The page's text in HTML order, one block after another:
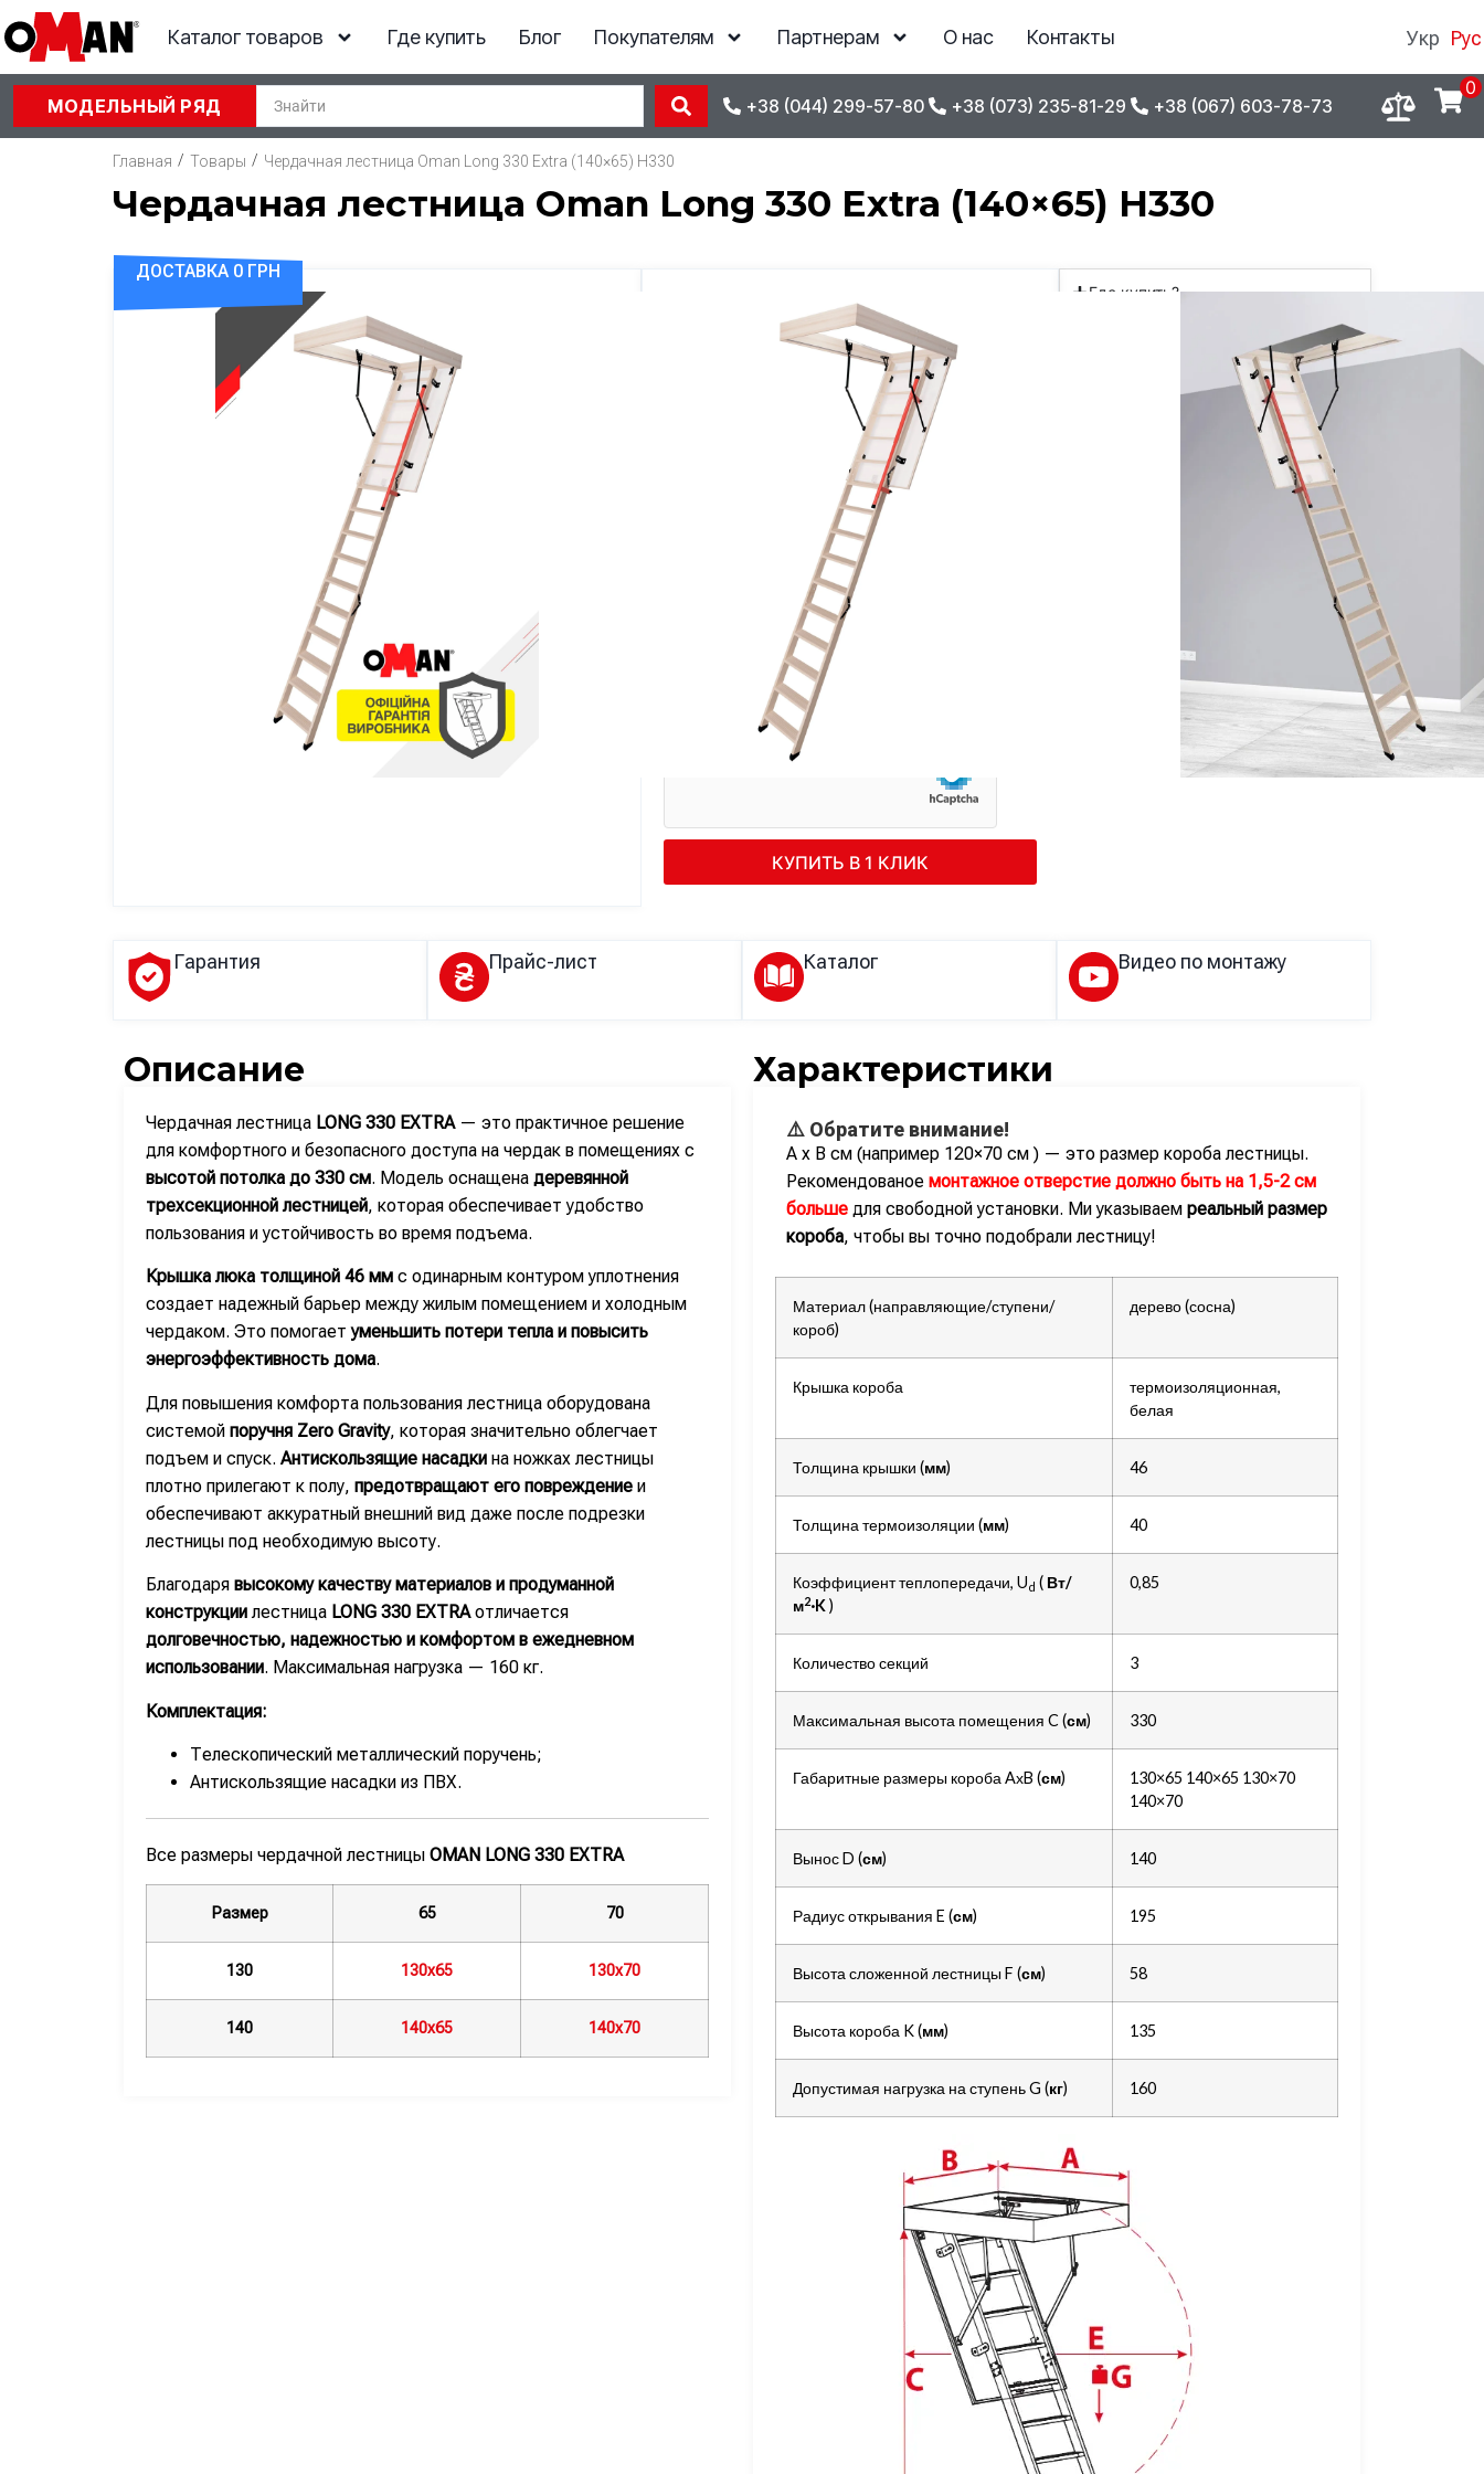
Каталог товаров Где купить Блог Покупателям Партнерам О нас Контакты Укр Рус
МОДЕЛЬНЫЙ РЯД +38 (044) 299-57-80 +38 (073) 235-81-29 +38 (067) 603-78-73
0
Главная / Товары / Чердачная лестница Oman Long 330 Extra (140×65) H330
Чердачная лестница Oman Long 330 Extra (140×65) H330
ДОСТАВКА 0 ГРН
22 450грн
*ціна діє при замовленні з сайту
КУПИТЬ
Купить в 1 клик
КУПИТЬ В 1 КЛИК
Где купить?
Гарантия Прайс-лист Каталог Видео по монтажу
Описание
Чердачная лестница LONG 330 EXTRA— это практичное решение
для комфортного и безопасного доступа на чердак в помещениях с
высотой потолка до 330 см. Модель оснащена деревянной
трехсекционной лестницей, которая обеспечивает удобство
пользования и устойчивость во время подъема.
Крышка люка толщиной 46 мм с одинарным контуром уплотнения
создает надежный барьер между жилым помещением и холодным
чердаком. Это помогаетуменьшить потери тепла и повысить
энергоэффективность дома.
Для повышения комфорта пользования лестница оборудована
системой поручня Zero Gravity, которая значительно облегчает
подъем и спуск. Антискользящие насадки на ножках лестницы
плотно прилегают к полу, предотвращают его повреждение и
обеспечивают аккуратный внешний вид даже после подрезки
лестницы под необходимую высоту.
Благодаря высокому качеству материалов и продуманной
конструкции лестница LONG 330 EXTRAотличается
долговечностью, надежностью и комфортом в ежедневном
использовании. Максимальная нагрузка — 160 кг.
Комплектация:
Телескопический металлический поручень;
Антискользящие насадки из ПВХ.
Все размеры чердачной лестницы OMAN LONG 330 EXTRA
Размер 65 70
130 130х65 130х70
140 140х65 140х70
Характеристики
⚠️ Обратите внимание!
А х В см (например 120×70 см ) — это размер короба лестницы.
Рекомендованое монтажное отверстие должно быть на 1,5-2 см
больше для свободной установки. Ми указываем реальный размер
короба, чтобы вы точно подобрали лестницу!
Материал (направляющие/ступени/
короб)
дерево (сосна)
Крышка короба
термоизоляционная,
белая
Толщина крышки (мм) 46
Толщина термоизоляции (мм) 40
Коэффициент теплопередачи, Ud ( Вт/
м2·K)
0,85
Количество секций 3
Максимальная высота помещения C (см) 330
Габаритные размеры короба AхB (см)
130×65 140×65 130×70
140×70
Вынос D (см) 140
Радиус открывания E (см) 195
Высота сложенной лестницы F (см) 58
Высота короба K (мм) 135
Допустимая нагрузка на ступень G (кг) 160